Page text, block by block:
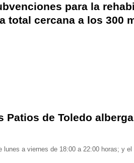
para la
total cercana a los 300
Patios de Toledo
lunes a viernes de 18:00 a 22:00 horas; y